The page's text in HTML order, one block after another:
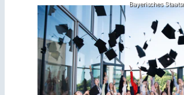
Bayerisches